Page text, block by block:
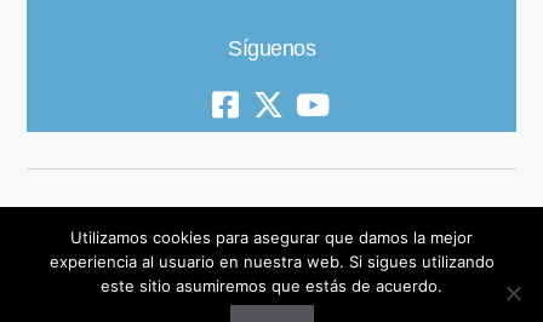
Síguenos
© 2019 All Rights Reserved
Utilizamos cookies para asegurar que damos la mejor
experiencia al usuario en nuestra web. Si sigues utilizando
este sitio asumiremos que estás de acuerdo.